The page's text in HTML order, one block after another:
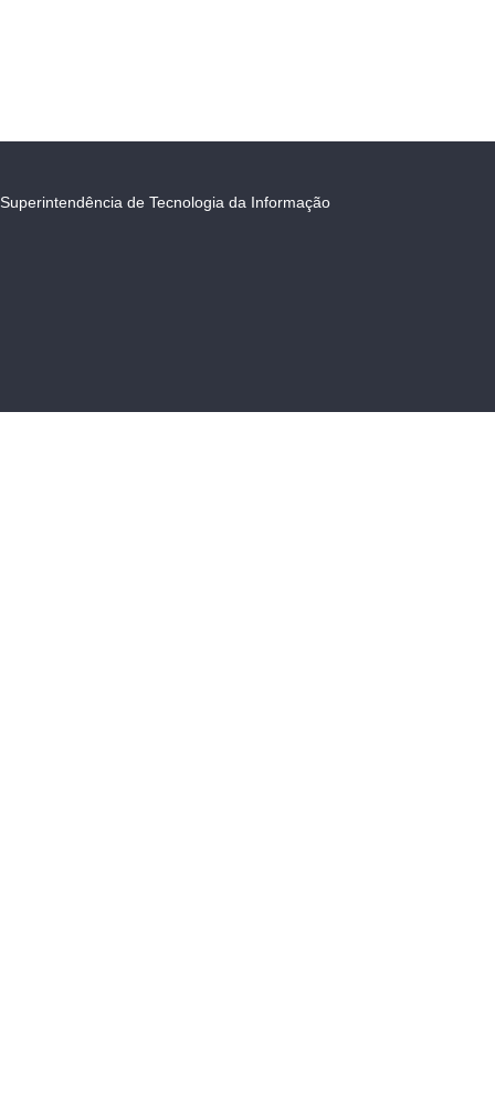
Superintendência de Tecnologia da Informação